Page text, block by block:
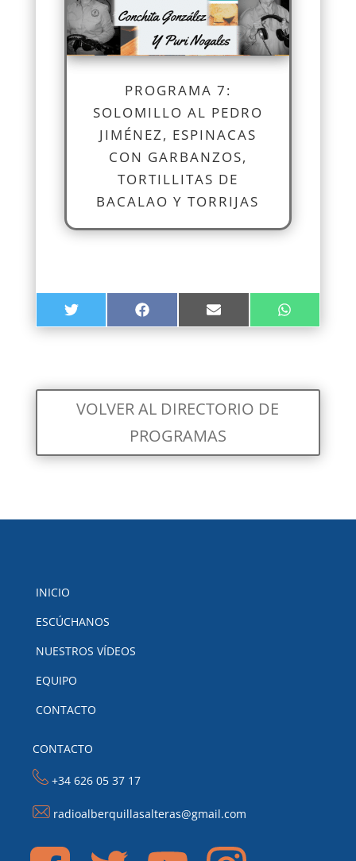
PROGRAMA 7:
SOLOMILLO AL PEDRO
JIMÉNEZ, ESPINACAS
CON GARBANZOS,
TORTILLITAS DE
BACALAO Y TORRIJAS
COMPARTIR
EN
COMPARTIR
EN
FACEBOOK COMPARTIR
EN
EMAIL COMPARTIR
EN
WHATSAPP
VOLVER AL DIRECTORIO DE
PROGRAMAS
INICIO
ESCÚCHANOS
NUESTROS VÍDEOS
EQUIPO
CONTACTO
CONTACTO
+34 626 05 37 17
radioalberquillasalteras@gmail.com